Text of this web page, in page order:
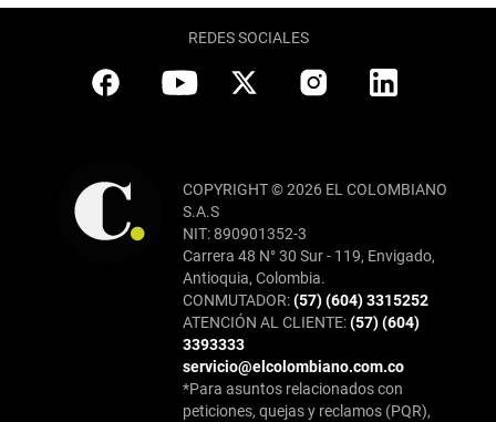
REDES SOCIALES
COPYRIGHT © 2026 EL COLOMBIANO
S.A.S
NIT: 890901352-3
Carrera 48 N° 30 Sur - 119, Envigado,
Antioquia, Colombia.
CONMUTADOR:(57) (604) 3315252
ATENCIÓN AL CLIENTE:(57) (604)
3393333
servicio@elcolombiano.com.co
*Para asuntos relacionados con
peticiones, quejas y reclamos (PQR),